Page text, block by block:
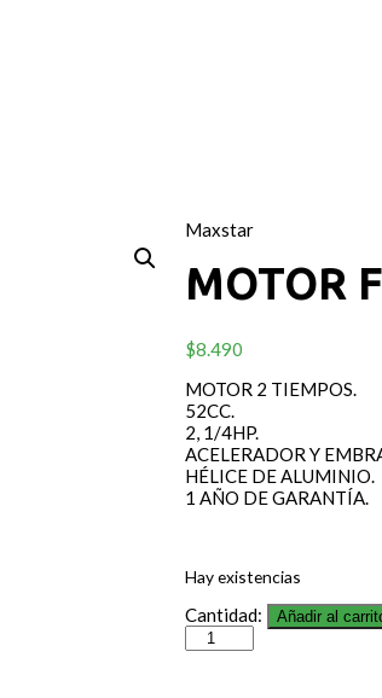
Maxstar
MOTOR
$8.490
MOTOR 2 TIEMPOS.
52CC.
2, 1/4HP.
ACELERADOR Y
HÉLICE DE ALUMINIO.
1 AÑO DE GARANTÍA.
Hay existencias
Cantidad: Añadir al